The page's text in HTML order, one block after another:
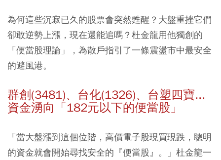
為何這些沉寂已久的股票會突然甦醒？大盤重挫它們
卻敢逆勢上漲，現在還能追嗎？杜金龍用他獨創的
「便當股理論」，為散戶指引了一條震盪市中最安全
的避風港。
群創(3481)、台化(1326)、台塑四寶...
資金湧向「182元以下的便當股」
「當大盤漲到這個位階，高價電子股現買現跌，聰明
的資金就會開始尋找安全的『便當股』。」 杜金龍一